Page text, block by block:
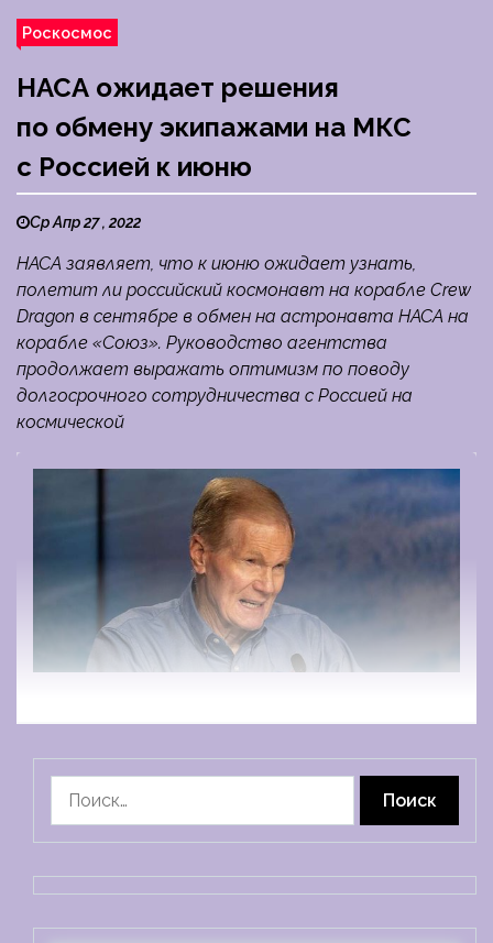
Роскосмос
НАСА ожидает решения
по обмену экипажами на МКС
с Россией к июню
Ср Апр 27 , 2022
НАСА заявляет, что к июню ожидает узнать,
полетит ли российский космонавт на корабле Crew
Dragon в сентябре в обмен на астронавта НАСА на
корабле «Союз». Руководство агентства
продолжает выражать оптимизм по поводу
долгосрочного сотрудничества с Россией на
космической